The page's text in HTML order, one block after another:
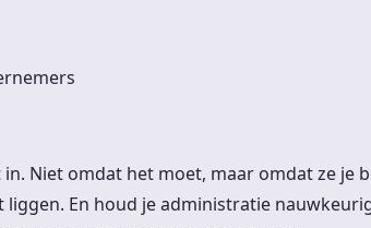
Niet omdat het moet, maar omdat ze je
liggen. En houd je administratie